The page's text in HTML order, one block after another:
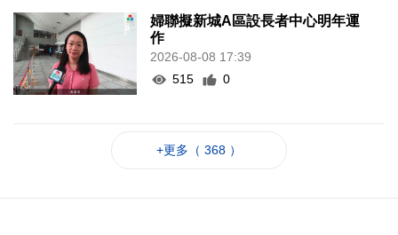
婦聯擬新城A區設長者中心明年運
作
2026-08-08 17:39
515
0
+更多（ 368 ）